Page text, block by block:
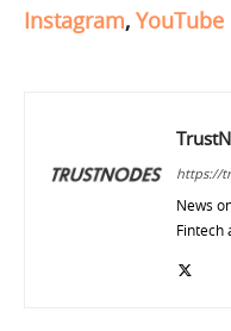
Instagram, YouTube
https://
News
Fintech